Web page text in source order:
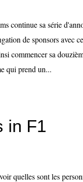
continue sa série
de sponsors avec
commencer sa
qui prend un...
in F1
quelles sont les